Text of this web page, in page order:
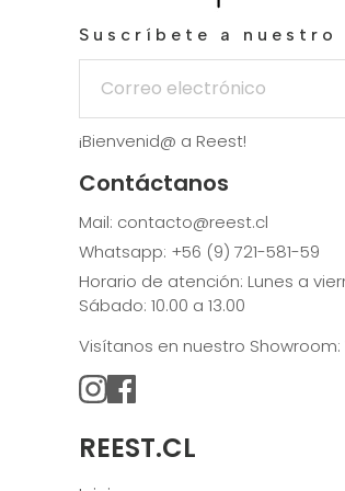
Suscríbete a nuestro
¡Bienvenid@ a Reest!
Contáctanos
Mail: contacto@reest.cl
Whatsapp: +56 (9) 721-581-59
Horario de atención: Lunes a
Sábado: 10.00 a 13.00
Visítanos en nuestro Showroom:
REEST.CL